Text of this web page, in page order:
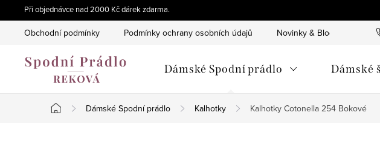
na
obsah
Při objednávce nad 2000 Kč dárek zdarma.
Obchodní podmínky Podmínky ochrany osobních údajů Novinky & Blog
Dámské Spodní prádlo Dámské
Domů
Dámské Spodní prádlo Kalhotky Kalhotky Cotonella 254 Bokové